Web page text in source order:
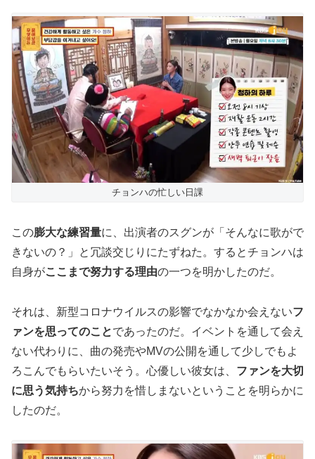
チョンハの忙しい日課
この膨大な練習量に、出演者のスグンが「そんなに歌がで
きないの？」と冗談交じりにたずねた。するとチョンハは
自身がここまで努力する理由の一つを明かしたのだ。
それは、新型コロナウイルスの影響でなかなか会えないフ
ァンを思ってのことであったのだ。イベントを通して会え
ない代わりに、曲の発売やMVの公開を通して少しでもよ
ろこんでもらいたいそう。心優しい彼女は、 ファンを大切
に思う気持ちから努力を惜しまないということを明らかに
したのだ。